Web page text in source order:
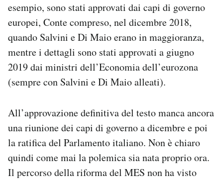
esempio, sono stati approvati dai capi di governo
europei, Conte compreso, nel dicembre 2018,
quando Salvini e Di Maio erano in maggioranza,
mentre i dettagli sono stati approvati a giugno
2019 dai ministri dell’Economia dell’eurozona
(sempre con Salvini e Di Maio alleati).
All’approvazione definitiva del testo manca ancora
una riunione dei capi di governo a dicembre e poi
la ratifica del Parlamento italiano. Non è chiaro
quindi come mai la polemica sia nata proprio ora.
Il percorso della riforma del MES non ha visto